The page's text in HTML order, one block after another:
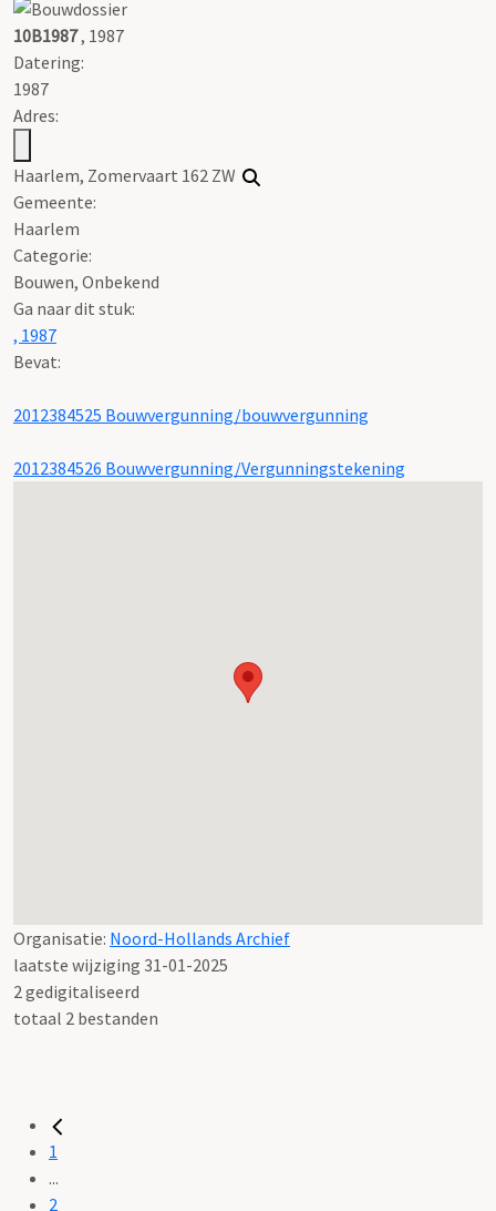
10B1987, 1987
Datering:
1987
Adres:
Haarlem, Zomervaart 162 ZW
Gemeente:
Haarlem
Categorie:
Bouwen, Onbekend
Ga naar dit stuk:
, 1987
Bevat:
2012384525 Bouwvergunning/bouwvergunning
2012384526 Bouwvergunning/Vergunningstekening
Organisatie: Noord-Hollands Archief
laatste wijziging 31-01-2025
2 gedigitaliseerd
totaal 2 bestanden
1
...
2